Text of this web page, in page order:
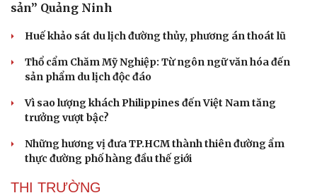
Văn hóa
Văn học
Giải trí
sản” Quảng Ninh
Huế khảo sát du lịch đường thủy, phương án thoát lũ
Thổ cẩm Chăm Mỹ Nghiệp: Từ ngôn ngữ văn hóa đến
sản phẩm du lịch độc đáo
Vì sao lượng khách Philippines đến Việt Nam tăng
trưởng vượt bậc?
Những hương vị đưa TP.HCM thành thiên đường ẩm
thực đường phố hàng đầu thế giới
THỊ TRƯỜNG